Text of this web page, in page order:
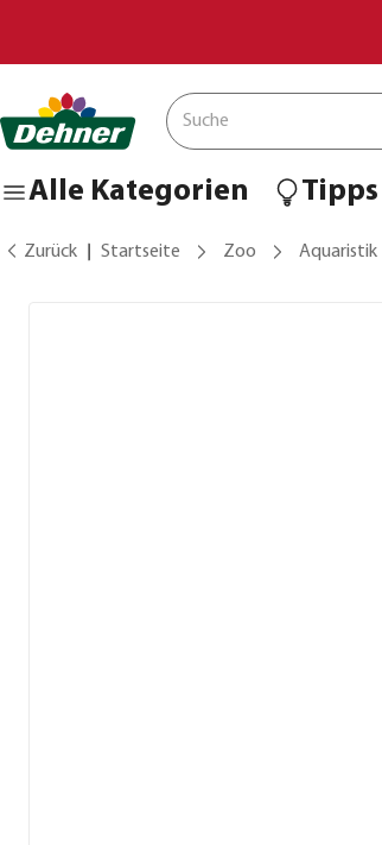
Alle Kategorien
Zurück Startseite Zoo Aquaristik